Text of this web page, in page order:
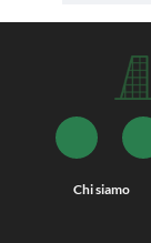
Chi siamo